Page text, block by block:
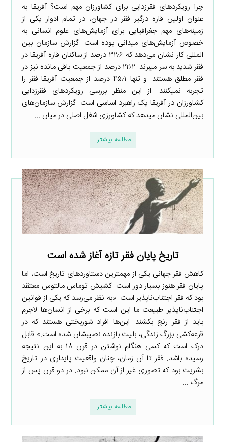
چرا رویکردهای فقرزدایی برای کشاورزان مهم است؟ آفریقا به
عنوان اولین قاره درگیر فقر در جهان، در تمام ادوار یکی از
زمینه‌های مهم جغرافیایی برای آزمایش‌های علوم انسانی به
خصوص آزمایش‌های میدانی بوده است. گزارش سازمان بین
المللی کار نشان می‌دهد که ۳۲٫۶ درصد از ساکنان قاره آفریقا در
فقر شدید به سر میبرند. ۲۲٫۲ درصد از جمعیت باقی مانده نیز در
فقر مطلق هستند. و تنها ۴۵٫۱ درصد از جمعیت آفریقا فقر را
تجربه نمیکنند. از این منظر بررسی رویکردهای فقرزدایی
کشاورزان در آفریقا یک راهبرد اساسی است. گزارش سازمان‌های
بین‌المللی نشان میدهد که کشاورزی شغل اصلی در میان ...
مطالعه بیشتر
تاریخ پایان فقر تازه آغاز شده است
کاهش فقر جهانی یکی از مهمترین دستاوردهای تاریخ است، اما
پایان فقر هنوز بسیار دور است. کشیش توماس مالتوس معتقد
بود که فقر اجتناب‌ناپذیر است. «به نظر می‌رسد که یکی از قوانین
اجتناب‌‌ناپذیر طبیعت ما این است که برخی از انسان‌ها لاجرم
باید از فقر رنج بکشند. این‌ها افراد شوربختی هستند که در
قرعه‌کشی بزرگ زندگی، بلیت بازنده نصیبشان شده است.» قابل
درک است که کسی هنگام نوشتن در قرن ۱۸ به این نتیجه
رسیده باشد. فقر تا آن زمان، چنان واقعیت پایداری در تاریخ
بشریت بود که تصوری غیر از آن ممکن نبود. در دو قرن پس از
مرگ ...
مطالعه بیشتر